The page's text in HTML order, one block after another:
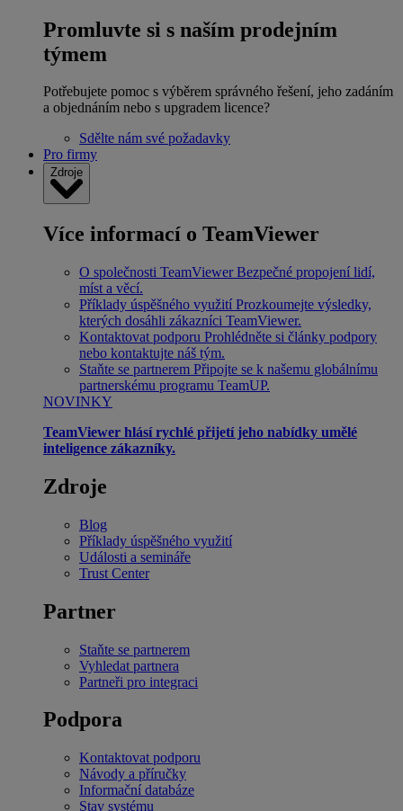
Promluvte si s naším prodejním
týmem
Potřebujete pomoc s výběrem správného řešení, jeho zadáním
a objednáním nebo s upgradem licence?
Sdělte nám své požadavky
Pro firmy
Zdroje
Více informací o TeamViewer
O společnosti TeamViewer Bezpečné propojení lidí,
míst a věcí.
Příklady úspěšného využití Prozkoumejte výsledky,
kterých dosáhli zákazníci TeamViewer.
Kontaktovat podporu Prohlédněte si články podpory
nebo kontaktujte náš tým.
Staňte se partnerem Připojte se k našemu globálnímu
partnerskému programu TeamUP.
NOVINKY
TeamViewer hlásí rychlé přijetí jeho nabídky umělé
inteligence zákazníky.
Zdroje
Blog
Příklady úspěšného využití
Události a semináře
Trust Center
Partner
Staňte se partnerem
Vyhledat partnera
Partneři pro integraci
Podpora
Kontaktovat podporu
Návody a příručky
Informační databáze
Stav systému